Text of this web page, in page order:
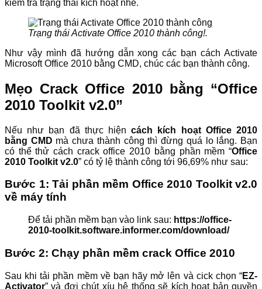
kiểm tra trạng thái kích hoạt nhé.
Trạng thái Activate Office 2010 thành công!.
Như vậy mình đã hướng dẫn xong các bạn cách Activate
Microsoft Office 2010 bằng CMD, chúc các bạn thành công.
Mẹo Crack Office 2010 bằng “Office
2010 Toolkit v2.0”
Nếu như bạn đã thực hiệncách kích hoạt Office 2010
bằng CMD mà chưa thành công thì đừng quá lo lắng. Bạn
có thể thử cách crack office 2010 bằng phần mềm “Office
2010 Toolkit v2.0” có tỷ lệ thành công tới 96,69% như sau:
Bước 1: Tải phần mềm Office 2010 Toolkit v2.0
về máy tính
Để tải phần mềm bạn vào link sau: https://office-
2010-toolkit.software.informer.com/download/
Bước 2: Chạy phần mềm crack Office 2010
Sau khi tải phần mềm về bạn hãy mở lên và cick chọn “EZ-
Activator” và đợi chút xíu hệ thống sẽ kích hoạt bản quyền